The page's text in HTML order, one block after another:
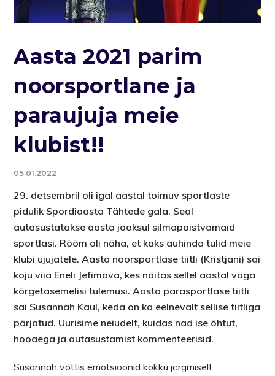
Aasta 2021 parim
noorsportlane ja
paraujuja meie
klubist!!
05.01.2022
29. detsembril oli igal aastal toimuv sportlaste
pidulik Spordiaasta Tähtede gala. Seal
autasustatakse aasta jooksul silmapaistvamaid
sportlasi. Rõõm oli näha, et kaks auhinda tulid meie
klubi ujujatele. Aasta noorsportlase tiitli (Kristjani) sai
koju viia Eneli Jefimova, kes näitas sellel aastal väga
kõrgetasemelisi tulemusi. Aasta parasportlase tiitli
sai Susannah Kaul, keda on ka eelnevalt sellise tiitliga
pärjatud. Uurisime neiudelt, kuidas nad ise õhtut,
hooaega ja autasustamist kommenteerisid.
Susannah võttis emotsioonid kokku järgmiselt: